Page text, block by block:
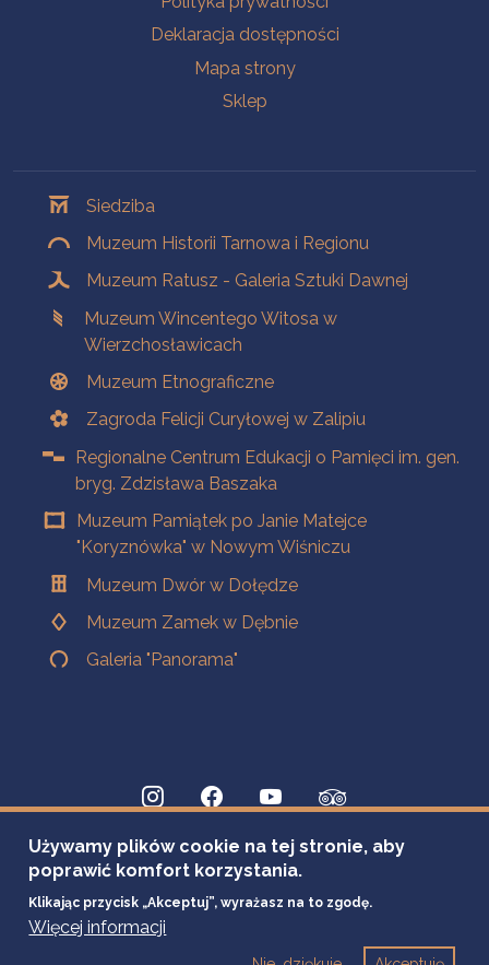
Deklaracja dostępności
Mapa strony
Sklep
Siedziba
Muzeum Historii Tarnowa i Regionu
Muzeum Ratusz - Galeria Sztuki Dawnej
Muzeum Wincentego Witosa w
Wierzchosławicach
Muzeum Etnograficzne
Zagroda Felicji Curyłowej w Zalipiu
Regionalne Centrum Edukacji o Pamięci im. gen.
bryg. Zdzisława Baszaka
Muzeum Pamiątek po Janie Matejce
"Koryznówka" w Nowym Wiśniczu
Muzeum Dwór w Dołędze
Muzeum Zamek w Dębnie
Galeria "Panorama"
Używamy plików cookie na tej stronie, aby
poprawić komfort korzystania.
Klikając przycisk „Akceptuj”, wyrażasz na to zgodę.
Więcej informacji